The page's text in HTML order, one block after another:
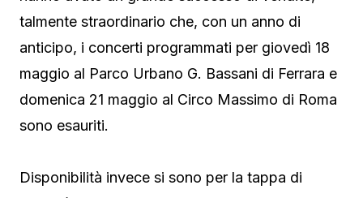
talmente straordinario che, con un anno di
anticipo, i concerti programmati per giovedì 18
maggio al Parco Urbano G. Bassani di Ferrara e
domenica 21 maggio al Circo Massimo di Roma
sono esauriti.
Disponibilità invece si sono per la tappa di